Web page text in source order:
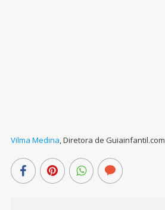
Vilma Medina,Diretora de Guiainfantil.com